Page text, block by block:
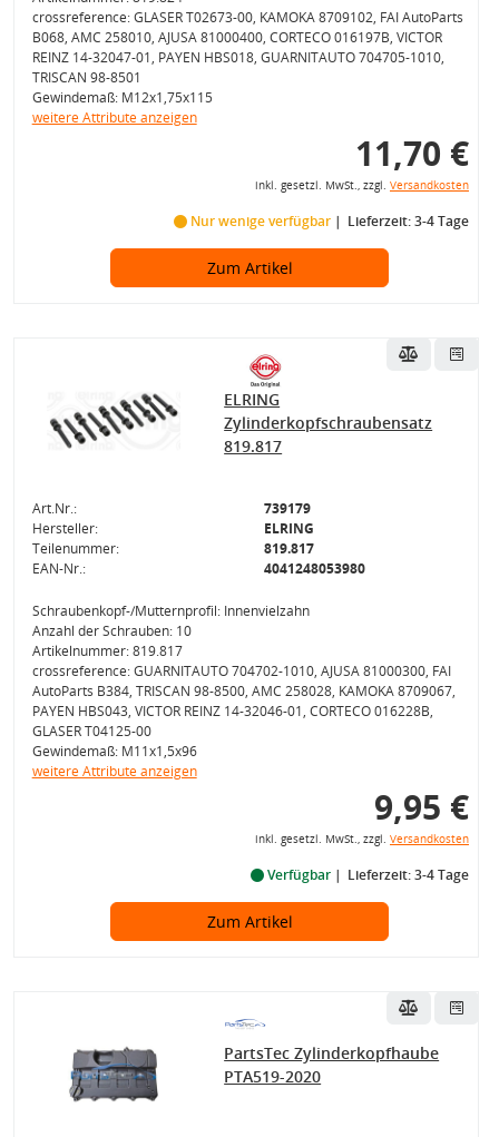
crossreference: GLASER T02673-00, KAMOKA 8709102, FAI AutoParts
B068, AMC 258010, AJUSA 81000400, CORTECO 016197B, VICTOR
REINZ 14-32047-01, PAYEN HBS018, GUARNITAUTO 704705-1010,
TRISCAN 98-8501
Gewindemaß: M12x1,75x115
weitere Attribute anzeigen
11,70 €
inkl. gesetzl. MwSt., zzgl. Versandkosten
Nur wenige verfügbar Lieferzeit: 3-4 Tage
Zum Artikel
ELRING
Zylinderkopfschraubensatz
819.817
Art.Nr.:
739179
Hersteller:
ELRING
Teilenummer:
819.817
EAN-Nr.:
4041248053980
Schraubenkopf-/Mutternprofil: Innenvielzahn
Anzahl der Schrauben: 10
Artikelnummer: 819.817
crossreference: GUARNITAUTO 704702-1010, AJUSA 81000300, FAI
AutoParts B384, TRISCAN 98-8500, AMC 258028, KAMOKA 8709067,
PAYEN HBS043, VICTOR REINZ 14-32046-01, CORTECO 016228B,
GLASER T04125-00
Gewindemaß: M11x1,5x96
weitere Attribute anzeigen
9,95 €
inkl. gesetzl. MwSt., zzgl. Versandkosten
Verfügbar Lieferzeit: 3-4 Tage
Zum Artikel
PartsTec Zylinderkopfhaube
PTA519-2020